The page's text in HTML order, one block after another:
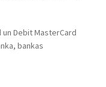
un Debit MasterCard
bankas